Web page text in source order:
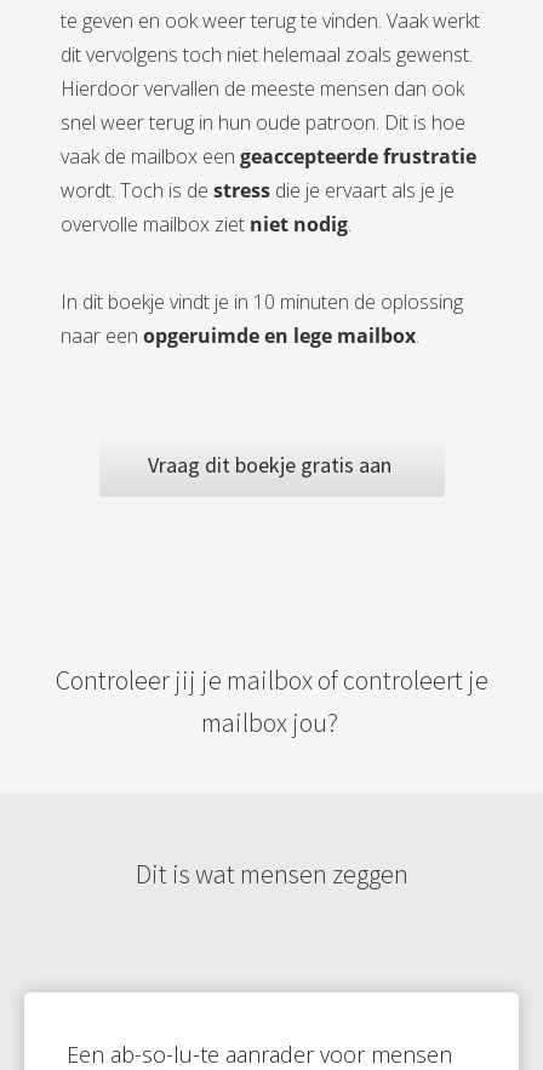
te geven en ook weer terug te vinden. Vaak werkt
dit vervolgens toch niet helemaal zoals gewenst.
Hierdoor vervallen de meeste mensen dan ook
snel weer terug in hun oude patroon. Dit is hoe
vaak de mailbox een geaccepteerde frustratie
wordt. Toch is de stress die je ervaart als je je
overvolle mailbox ziet niet nodig.
In dit boekje vindt je in 10 minuten de oplossing
naar een opgeruimde en lege mailbox.
Vraag dit boekje gratis aan
Controleer jij je mailbox of controleert je
mailbox jou?
Dit is wat mensen zeggen
Een ab-so-lu-te aanrader voor mensen